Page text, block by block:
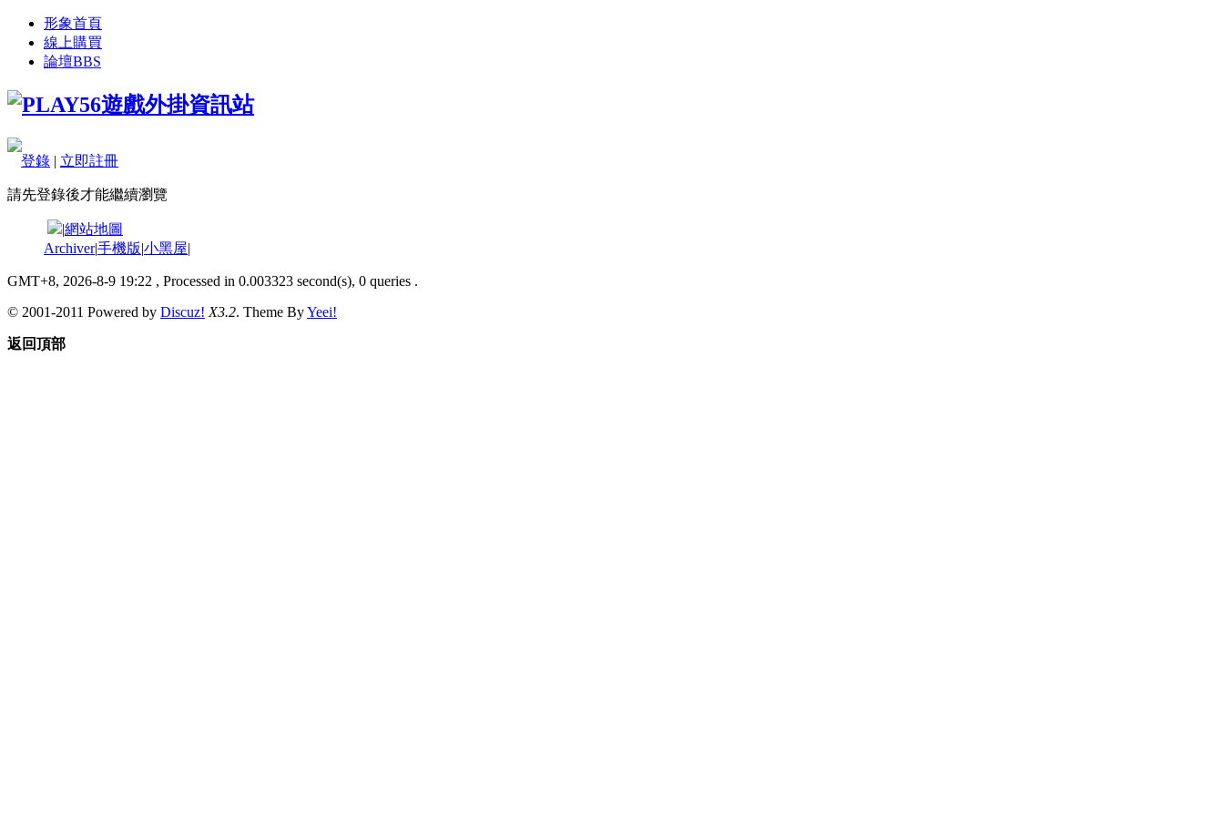
形象首頁
線上購買
論壇BBS
登錄 | 立即註冊
請先登錄後才能繼續瀏覽
|網站地圖
Archiver|手機版|小黑屋|
GMT+8, 2026-8-9 19:22 , Processed in 0.003323 second(s), 0 queries .
© 2001-2011 Powered by Discuz! X3.2. Theme ByYeei!
返回頂部